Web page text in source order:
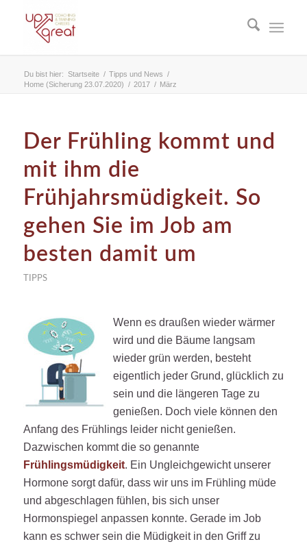
Du bist hier: Startseite / Tipps und News /
Home (Sicherung 23.07.2020) / 2017 / März
Der Frühling kommt und
mit ihm die
Frühjahrsmüdigkeit. So
gehen Sie im Job am
besten damit um
TIPPS
Wenn es draußen wieder wärmer
wird und die Bäume langsam
wieder grün werden, besteht
eigentlich jeder Grund, glücklich zu
sein und die längeren Tage zu
genießen. Doch viele können den
Anfang des Frühlings leider nicht genießen.
Dazwischen kommt die so genannte
Frühlingsmüdigkeit. Ein Ungleichgewicht unserer
Hormone sorgt dafür, dass wir uns im Frühling müde
und abgeschlagen fühlen, bis sich unser
Hormonspiegel anpassen konnte. Gerade im Job
kann es schwer sein die Müdigkeit in den Griff zu